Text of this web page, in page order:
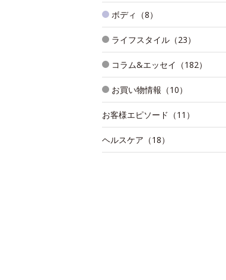
ボディ（8）
ライフスタイル（23）
コラム&エッセイ（182）
お買い物情報（10）
お客様エピソード（11）
ヘルスケア（18）